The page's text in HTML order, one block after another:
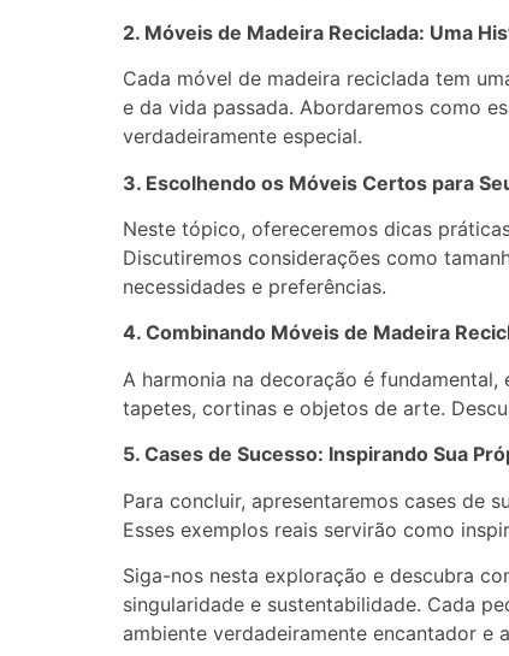
2. Móveis de Madeira Reciclada: Uma
Cada móvel de madeira reciclada tem
e da vida passada. Abordaremos como
verdadeiramente especial.
3. Escolhendo os Móveis Certos para
Neste tópico, ofereceremos dicas
Discutiremos considerações como
necessidades e preferências.
4. Combinando Móveis de Madeira
A harmonia na decoração é
tapetes, cortinas e objetos de arte.
5. Cases de Sucesso: Inspirando Sua
Para concluir, apresentaremos cases de
Esses exemplos reais servirão como
Siga-nos nesta exploração e descubra
singularidade e sustentabilidade. Cada
ambiente verdadeiramente encantador e